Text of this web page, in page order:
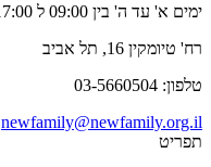
ימים א' עד ה' בין 09:00 ל 17:00
רח' טיומקין 16, תל אביב
טלפון: 03-5660504
newfamily@newfamily.org.il
תפריט